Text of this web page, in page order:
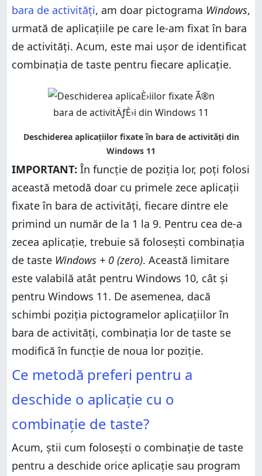
bara de activități, am doar pictograma Windows,
urmată de aplicațiile pe care le-am fixat în bara
de activități. Acum, este mai ușor de identificat
combinația de taste pentru fiecare aplicație.
IMPORTANT: În funcție de poziția lor, poți folosi
această metodă doar cu primele zece aplicații
fixate în bara de activități, fiecare dintre ele
primind un număr de la 1 la 9. Pentru cea de-a
zecea aplicație, trebuie să folosești combinația
de taste Windows + 0 (zero). Această limitare
este valabilă atât pentru Windows 10, cât și
pentru Windows 11. De asemenea, dacă
schimbi poziția pictogramelor aplicațiilor în
bara de activități, combinația lor de taste se
modifică în funcție de noua lor poziție.
Ce metodă preferi pentru a
deschide o aplicație cu o
combinație de taste?
Acum, știi cum folosești o combinație de taste
pentru a deschide orice aplicație sau program